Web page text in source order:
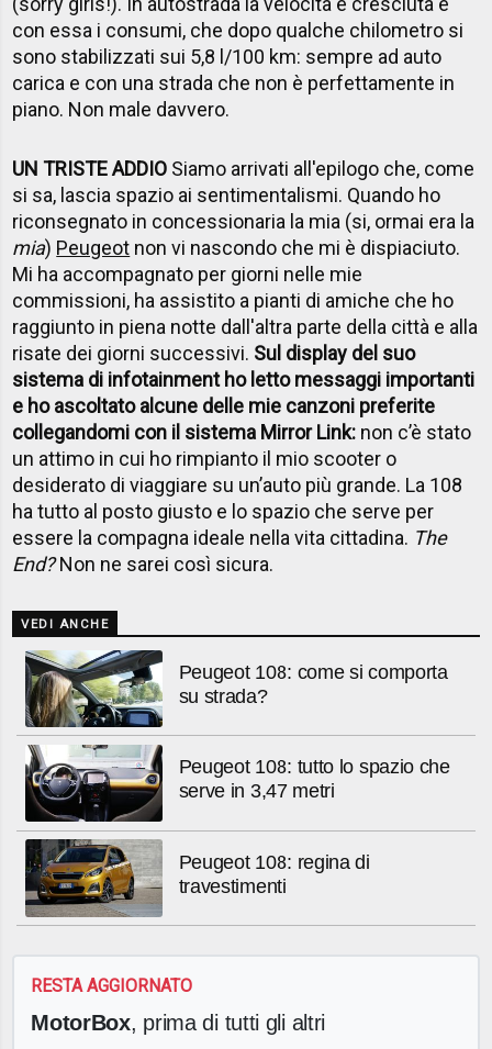
con essa i consumi, che dopo qualche chilometro si
sono stabilizzati sui 5,8 l/100 km: sempre ad auto
carica e con una strada che non è perfettamente in
piano. Non male davvero.
UN TRISTE ADDIO Siamo arrivati all'epilogo che, come
si sa, lascia spazio ai sentimentalismi. Quando ho
riconsegnato in concessionaria la mia (si, ormai era la
mia) Peugeot non vi nascondo che mi è dispiaciuto.
Mi ha accompagnato per giorni nelle mie
commissioni, ha assistito a pianti di amiche che ho
raggiunto in piena notte dall'altra parte della città e alla
risate dei giorni successivi. Sul display del suo
sistema di infotainment ho letto messaggi importanti
e ho ascoltato alcune delle mie canzoni preferite
collegandomi con il sistema Mirror Link: non c’è stato
un attimo in cui ho rimpianto il mio scooter o
desiderato di viaggiare su un’auto più grande. La 108
ha tutto al posto giusto e lo spazio che serve per
essere la compagna ideale nella vita cittadina. The
End?Non ne sarei così sicura.
VEDI ANCHE
Peugeot 108: come si comporta
su strada?
Peugeot 108: tutto lo spazio che
serve in 3,47 metri
Peugeot 108: regina di
travestimenti
RESTA AGGIORNATO
MotorBox, prima di tutti gli altri